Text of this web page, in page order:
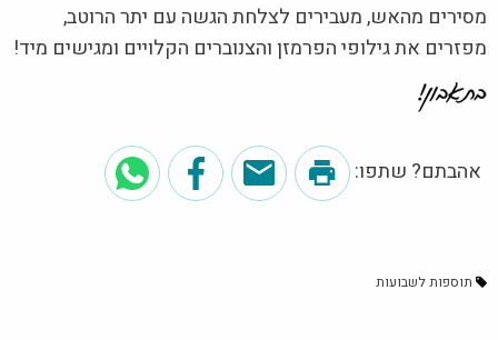
מסירים מהאש, מעבירים לצלחת הגשה עם יתר הרוטב,
מפזרים את גילופי הפרמזן והצנוברים הקלויים ומגישים מיד!
אהבתם? שתפו:
תוספות לשבועות